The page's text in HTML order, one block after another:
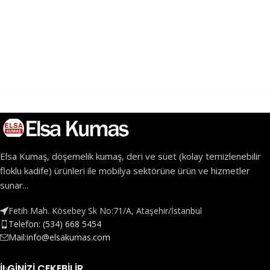
Elsa Kumaş, döşemelik kumaş, deri ve süet (kolay temizlenebilir
floklu kadife) ürünleri ile mobilya sektörüne ürün ve hizmetler
sunar...
Fetih Mah. Kösebey Sk No:71/A, Ataşehir/İstanbul
Telefon: (534) 668 5454
Mail:info@elsakumas.com